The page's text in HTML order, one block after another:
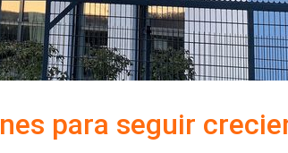
para seguir